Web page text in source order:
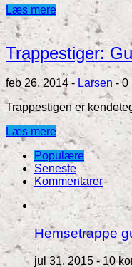
Læs mere
Trappestiger:
feb 26, 2014 - Larsen -0
Trappestigen er
Læs mere
Populære
Seneste
Kommentarer
Hemsetrappe
jul 31, 2015 -10